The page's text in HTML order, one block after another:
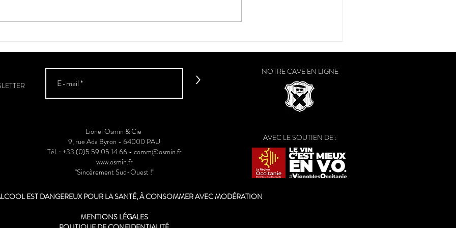
>
Lionel Osmin & Cie
9, rue Ada Byron - 64000 PAU
Tél. : +33 (0)5 59 05 14 66 - comm@osmin.fr
www.osmin.fr
"Sincèrement Sud-Ouest !"
NOTRE CAVE EN LIGNE
AVEC LE SOUTIEN DE :
EST DANGEREUX POUR LA SANTÉ, À CONSOMMER AVEC MODÉRATION
MENTIONS LÉGALES